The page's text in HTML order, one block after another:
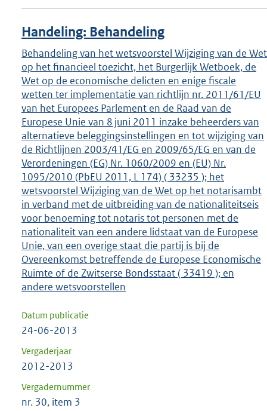
Handeling: Behandeling
Behandeling van het wetsvoorstel Wijziging van de Wet
op het financieel toezicht, het Burgerlijk Wetboek, de
Wet op de economische delicten en enige fiscale
wetten ter implementatie van richtlijn nr. 2011/61/EU
van het Europees Parlement en de Raad van de
Europese Unie van 8 juni 2011 inzake beheerders van
alternatieve beleggingsinstellingen en tot wijziging van
de Richtlijnen 2003/41/EG en 2009/65/EG en van de
Verordeningen (EG) Nr. 1060/2009 en (EU) Nr.
1095/2010 (PbEU 2011, L 174) ( 33235 ); het
wetsvoorstel Wijziging van de Wet op het notarisambt
in verband met de uitbreiding van de nationaliteitseis
voor benoeming tot notaris tot personen met de
nationaliteit van een andere lidstaat van de Europese
Unie, van een overige staat die partij is bij de
Overeenkomst betreffende de Europese Economische
Ruimte of de Zwitserse Bondsstaat ( 33419 ); en
andere wetsvoorstellen
Datum publicatie
24-06-2013
Vergaderjaar
2012-2013
Vergadernummer
nr. 30, item 3